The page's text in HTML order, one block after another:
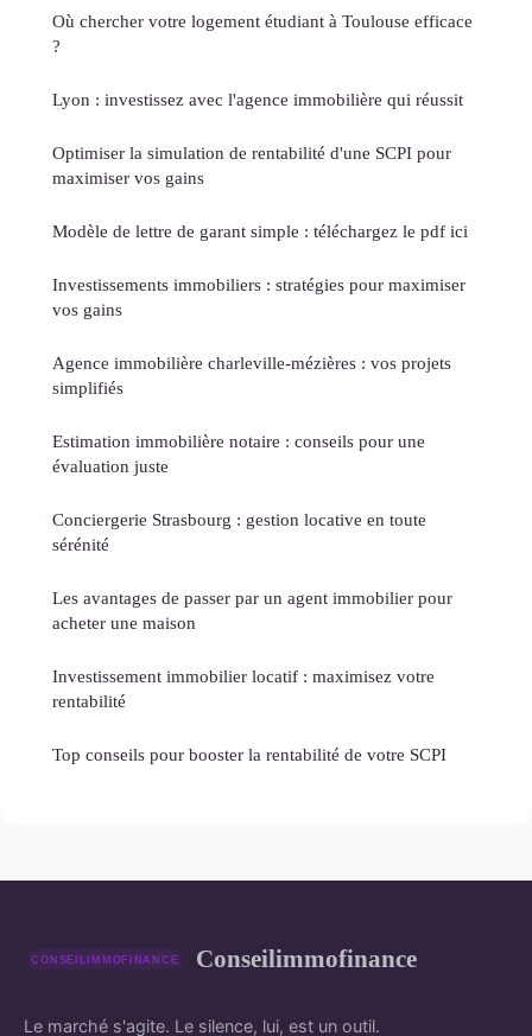
Où chercher votre logement étudiant à Toulouse efficace
?
Lyon : investissez avec l'agence immobilière qui réussit
Optimiser la simulation de rentabilité d'une SCPI pour
maximiser vos gains
Modèle de lettre de garant simple : téléchargez le pdf ici
Investissements immobiliers : stratégies pour maximiser
vos gains
Agence immobilière charleville-mézières : vos projets
simplifiés
Estimation immobilière notaire : conseils pour une
évaluation juste
Conciergerie Strasbourg : gestion locative en toute
sérénité
Les avantages de passer par un agent immobilier pour
acheter une maison
Investissement immobilier locatif : maximisez votre
rentabilité
Top conseils pour booster la rentabilité de votre SCPI
Conseilimmofinance
Le marché s'agite. Le silence, lui, est un outil.